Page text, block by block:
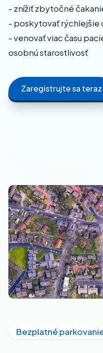
- znížiť zbytočné
- poskytovať rýchlejšie
- venovať viac času
osobnú starostlivosť
Zaregistrujte sa teraz
Bezplatné